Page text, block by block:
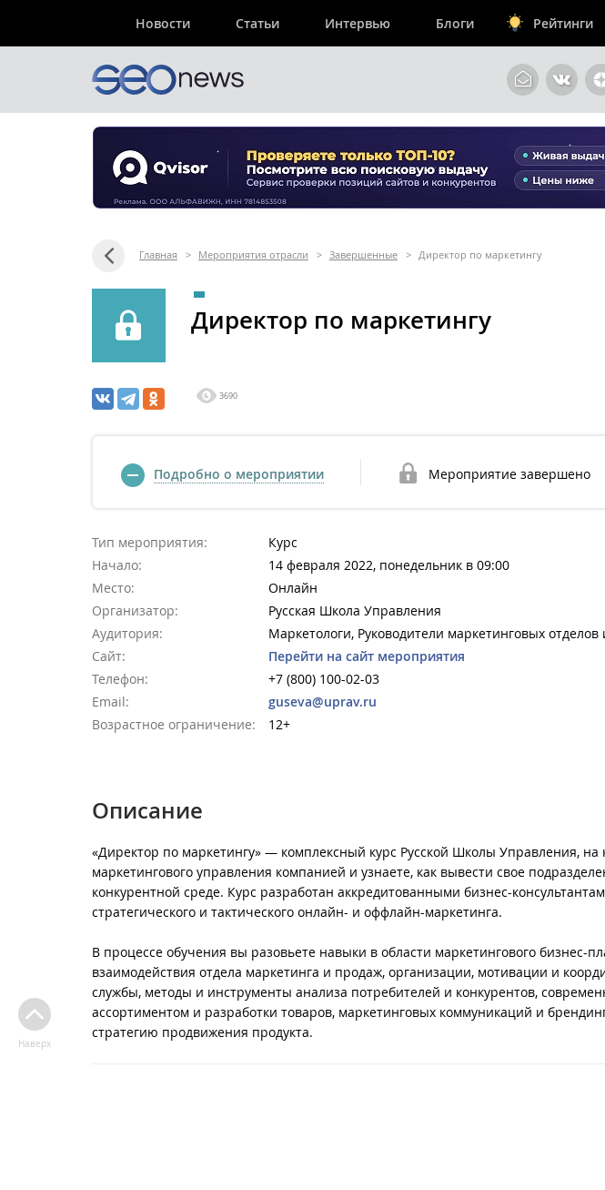
Новости Статьи Интервью Блоги Рейтинги
Главная > Мероприятия отрасли > Завершенные > Директор по маркетингу
Директор по маркетингу
3690
Подробно о мероприятии Мероприятие завершено
Тип мероприятия:
Курс
Начало:
14 февраля 2022, понедельник в 09:00
Место:
Онлайн
Организатор:
Русская Школа Управления
Аудитория:
Маркетологи, Руководители маркетинговых
Сайт:
Перейти на сайт мероприятия
Телефон:
+7 (800) 100-02-03
Email:
guseva@uprav.ru
Возрастное ограничение:
12+
Описание
«Директор по маркетингу» — комплексный курс Русской Школы Управления,
маркетингового управления компанией и узнаете, как вывести свое
конкурентной среде. Курс разработан аккредитованными бизнес-
стратегического и тактического онлайн- и оффлайн-маркетинга.
В процессе обучения вы разовьете навыки в области маркетингового бизнес-
взаимодействия отдела маркетинга и продаж, организации, мотивации и
службы, методы и инструменты анализа потребителей и конкурентов,
ассортиментом и разработки товаров, маркетинговых коммуникаций и
стратегию продвижения продукта.
Наверх